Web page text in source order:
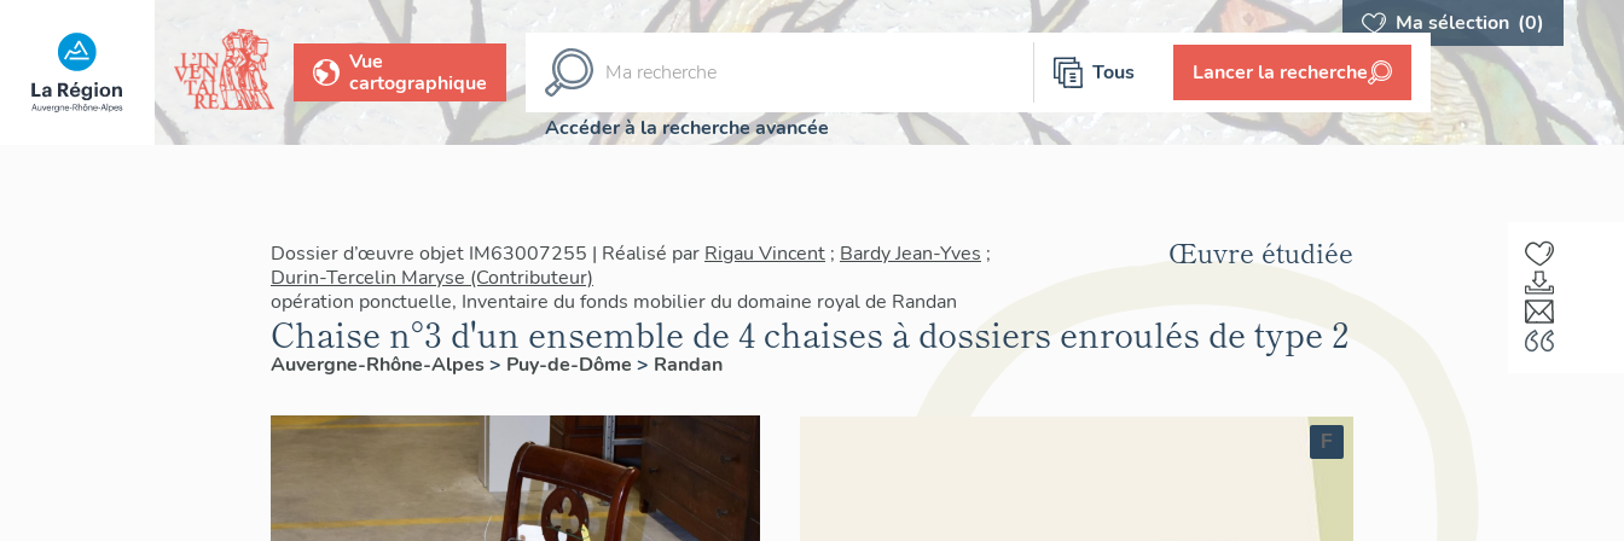
Ma sélection (0)
Vue
cartographique
Tous Lancer la recherche
Accéder à la recherche avancée
Dossier d’œuvre objet IM63007255 | Réalisé par Rigau Vincent ; Bardy Jean-Yves ;
Durin-Tercelin Maryse (Contributeur)
opération ponctuelle, Inventaire du fonds mobilier du domaine royal de Randan
Chaise n°3 d'un ensemble de 4 chaises à dossiers enroulés de type 2
Auvergne-Rhône-Alpes> Puy-de-Dôme > Randan
Œuvre étudiée
F